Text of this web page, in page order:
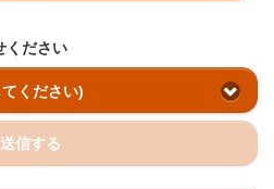
ください
ください)
送信する